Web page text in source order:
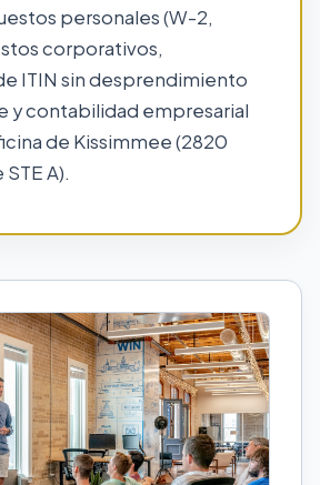
personales (W-2,
corporativos,
ITIN sin desprendimiento
y contabilidad empresarial
de Kissimmee (2820
A).